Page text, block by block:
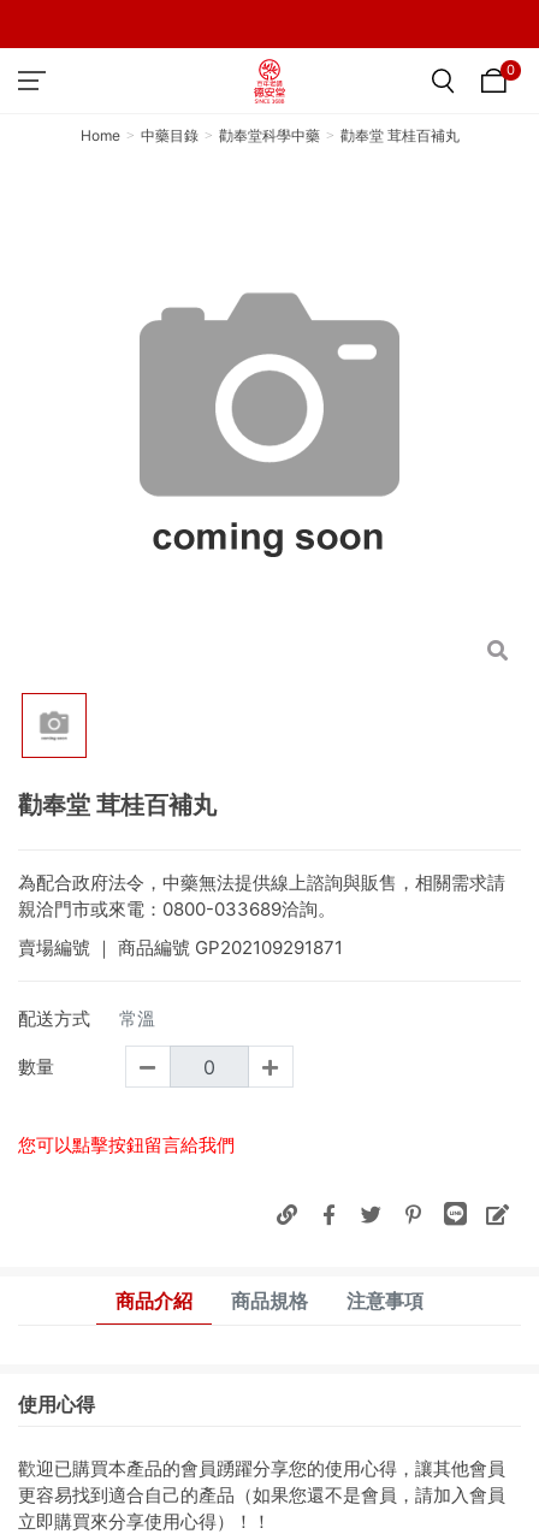
0
Home 中藥目錄 勸奉堂科學中藥 勸奉堂 茸桂百補丸
勸奉堂 茸桂百補丸
為配合政府法令，中藥無法提供線上諮詢與販售，相關需求請
親洽門市或來電：0800-033689洽詢。
賣場編號 ｜ 商品編號 GP202109291871
配送方式 常溫
數量
您可以點擊按鈕留言給我們
商品介紹 商品規格 注意事項
使用心得
歡迎已購買本產品的會員踴躍分享您的使用心得，讓其他會員
更容易找到適合自己的產品（如果您還不是會員，請加入會員
立即購買來分享使用心得）！！